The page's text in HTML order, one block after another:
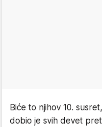
Biće to njihov 10.
dobio je svih devet